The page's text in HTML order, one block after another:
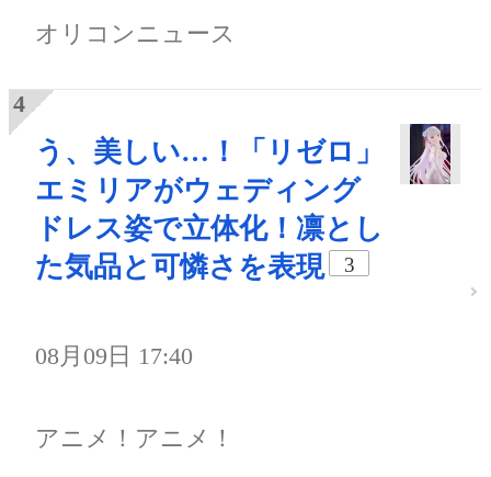
オリコンニュース
う、美しい…！「リゼロ」
エミリアがウェディング
ドレス姿で立体化！凛とし
た気品と可憐さを表現
3
08月09日 17:40
アニメ！アニメ！